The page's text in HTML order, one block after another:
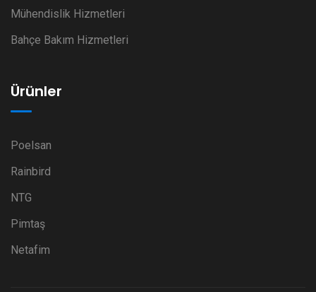
Mühendislik Hizmetleri
Bahçe Bakım Hizmetleri
Ürünler
Poelsan
Rainbird
NTG
Pimtaş
Netafim